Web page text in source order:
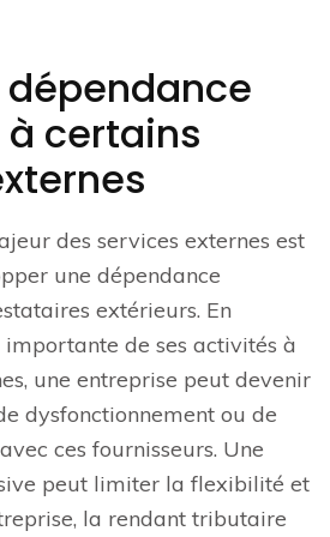
dépendance
certains
des services externes est
une dépendance
extérieurs. En
de ses activités à
une entreprise peut devenir
dysfonctionnement ou de
ces fournisseurs. Une
peut limiter la flexibilité et
la rendant tributaire